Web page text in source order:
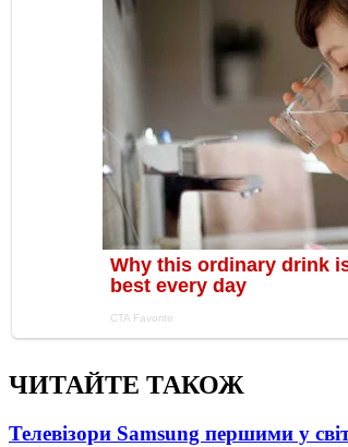
ЧИТАЙТЕ ТАКОЖ
Телевізори Samsung першими у